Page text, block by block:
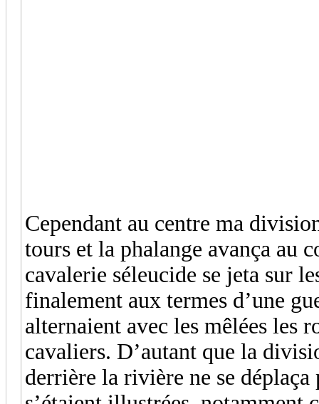
Cependant au centre ma
tours et la phalange avança au
cavalerie séleucide se jeta sur
finalement aux termes d’une
alternaient avec les mêlées les
cavaliers. D’autant que la
derrière la rivière ne se déplaça